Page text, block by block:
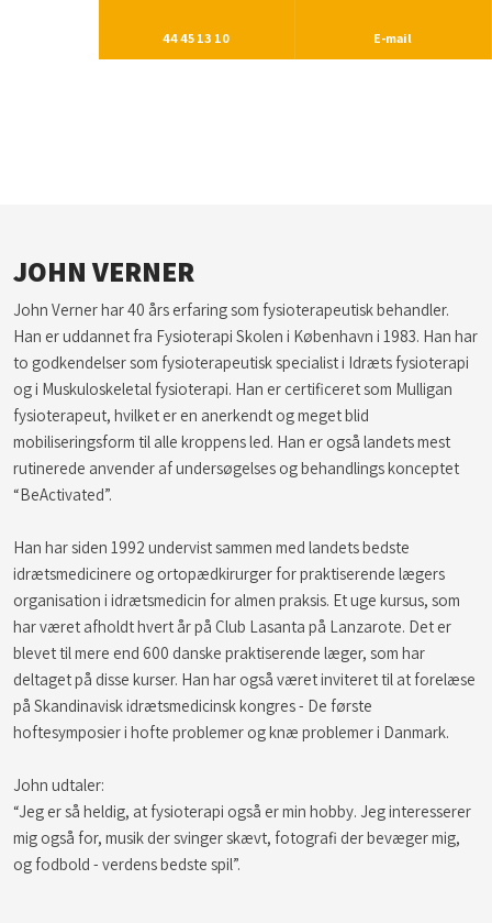
44 45 13 10 E-mail
​JOHN VERNER
John Verner har 40 års erfaring som fysioterapeutisk behandler.
Han er uddannet fra Fysioterapi Skolen i København i 1983. Han har
to godkendelser som fysioterapeutisk specialist i Idræts fysioterapi
og i Muskuloskeletal fysioterapi. Han er certificeret som Mulligan
fysioterapeut, hvilket er en anerkendt og meget blid
mobiliseringsform til alle kroppens led. Han er også landets mest
rutinerede anvender af undersøgelses og behandlings konceptet
“BeActivated”.
Han har siden 1992 undervist sammen med landets bedste
idrætsmedicinere og ortopædkirurger for praktiserende lægers
organisation i idrætsmedicin for almen praksis. Et uge kursus, som
har været afholdt hvert år på Club Lasanta på Lanzarote. Det er
blevet til mere end 600 danske praktiserende læger, som har
deltaget på disse kurser. Han har også været inviteret til at forelæse
på Skandinavisk idrætsmedicinsk kongres - De første
hoftesymposier i hofte problemer og knæ problemer i Danmark.
John udtaler:
“Jeg er så heldig, at fysioterapi også er min hobby. Jeg interesserer
mig også for, musik der svinger skævt, fotografi der bevæger mig,
og fodbold - verdens bedste spil”.